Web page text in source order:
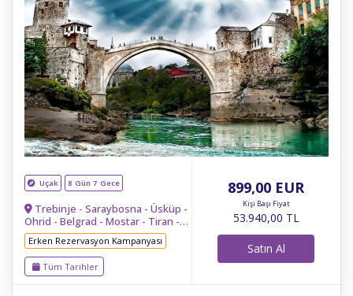
Uçak 8 Gün 7 Gece
Ohrid - Belgrad - Mostar - Tiran -
Budva - Kotor
Erken Rezervasyon Kampanyası
Tüm Tarihler
899,00 EUR
Kişi Başı Fiyat
53.940,00 TL
Satın Al